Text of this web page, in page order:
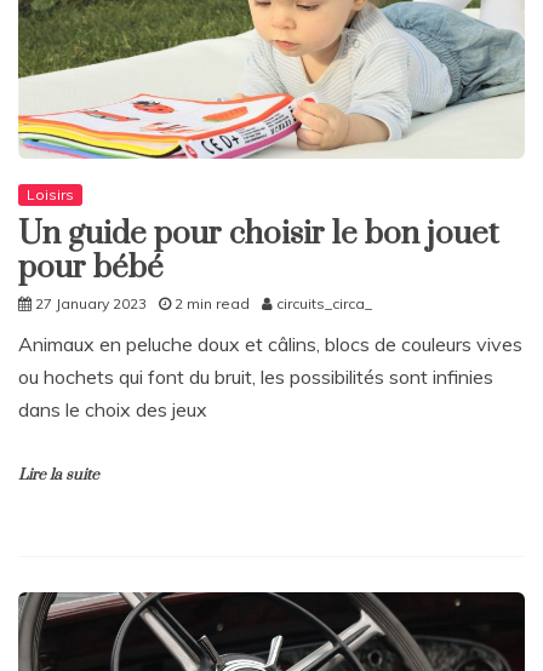
Loisirs
Un guide pour choisir le bon jouet
pour bébé
27 January 2023 2 min read circuits_circa_
Animaux en peluche doux et câlins, blocs de couleurs vives
ou hochets qui font du bruit, les possibilités sont infinies
dans le choix des jeux
Lire la suite